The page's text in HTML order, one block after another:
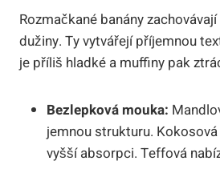
Rozmačkané banány
dužiny. Ty vytvářejí příjemnou
je příliš hladké a muffiny pak
Bezlepková mouka:
jemnou strukturu.
vyšší absorpci. Teffová